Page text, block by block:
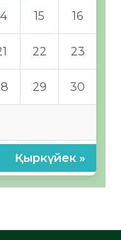
15 16
22 23
29 30
Қыркүйек »